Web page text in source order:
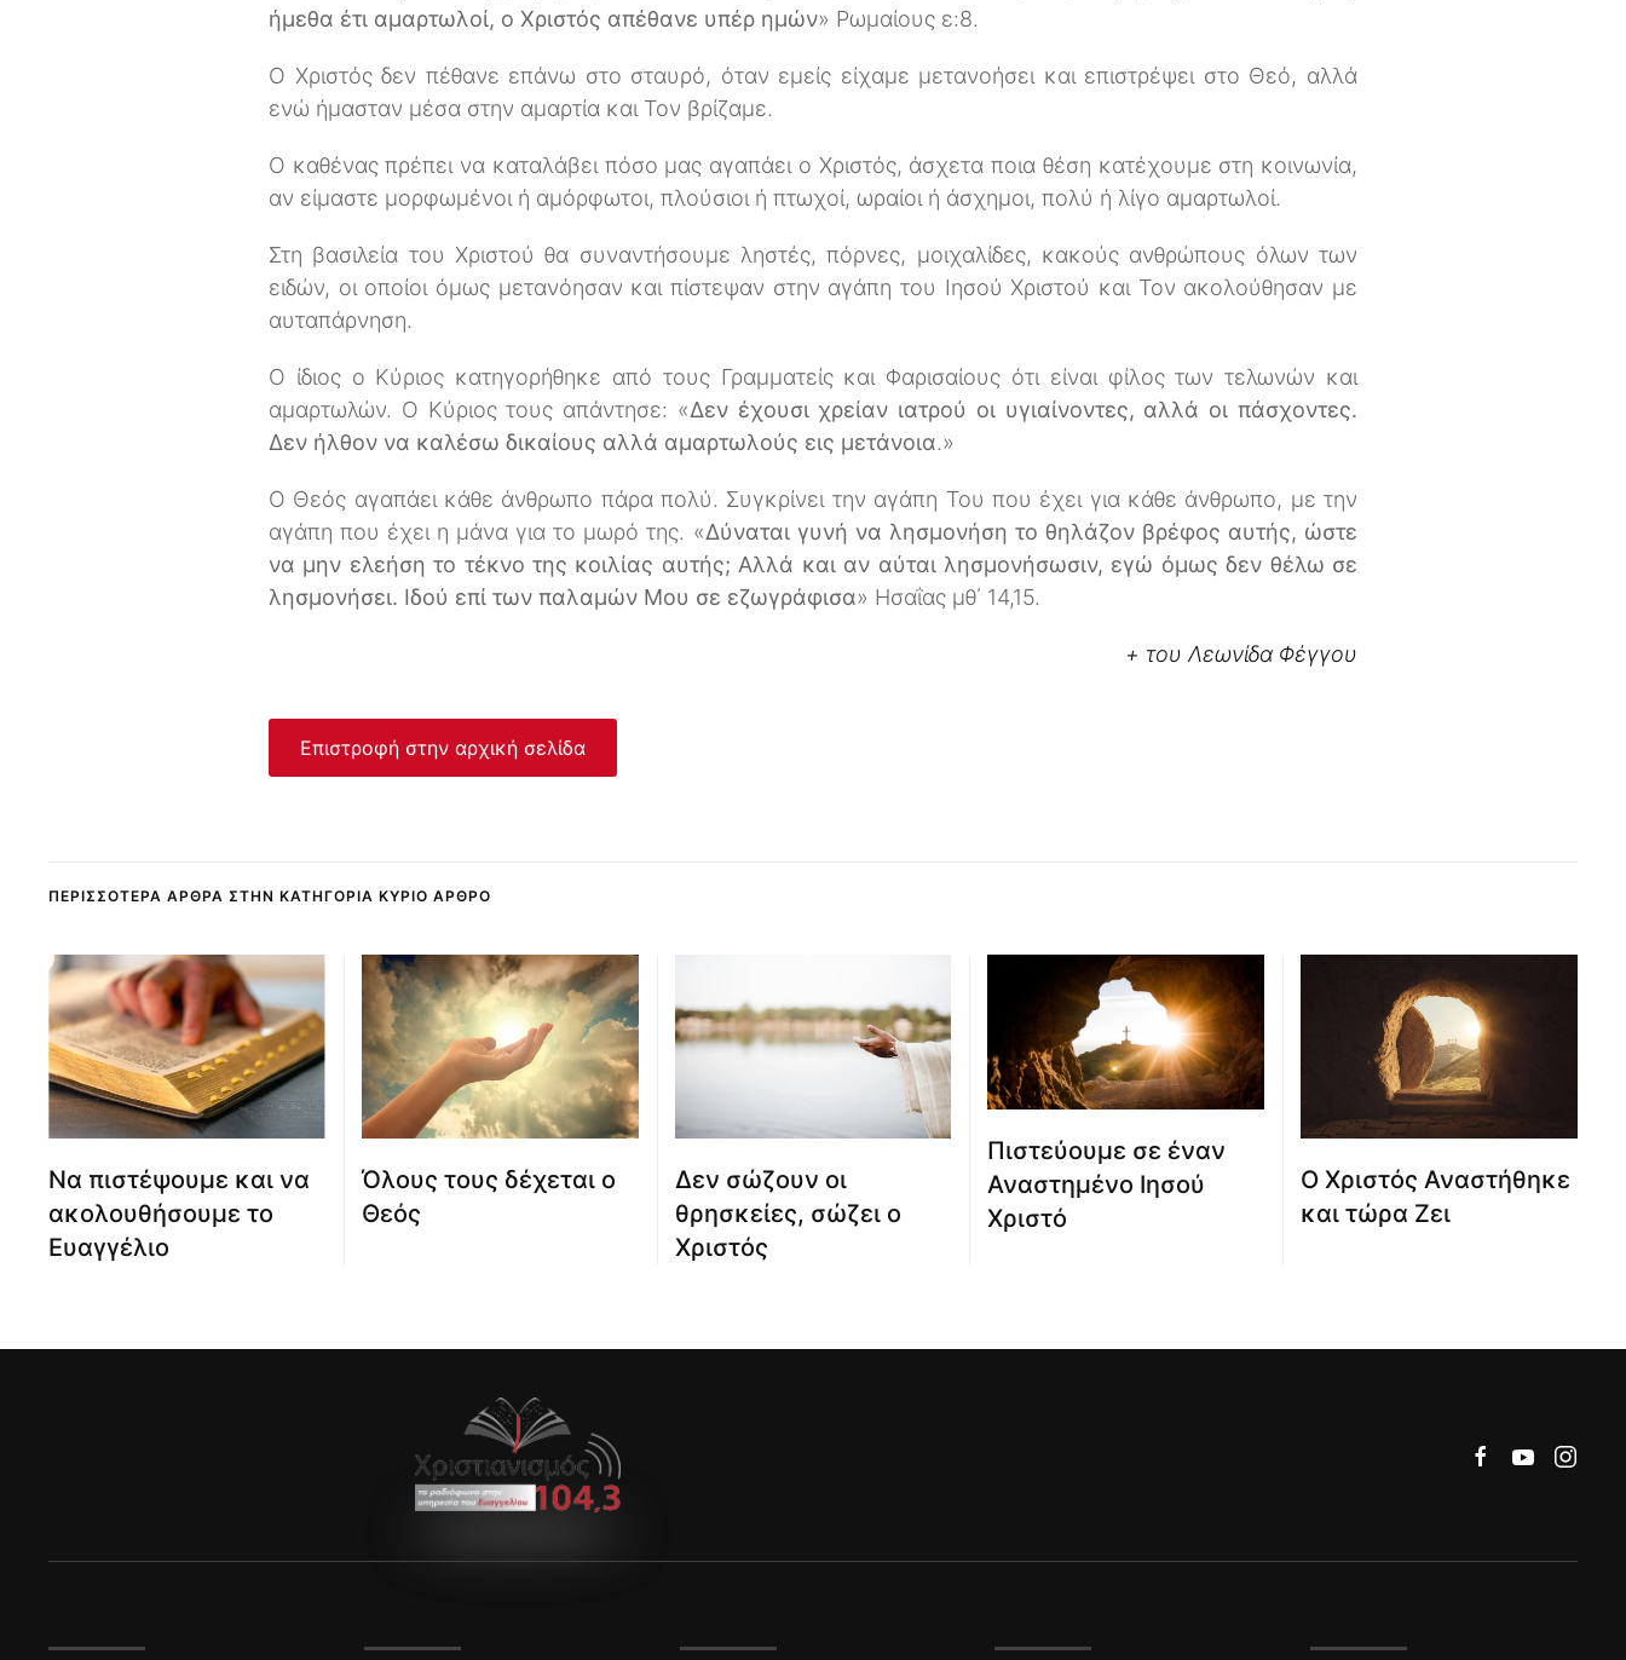
ήμεθα έτι αμαρτωλοί, ο Χριστός απέθανε υπέρ ημών» Ρωμαίους ε:8.
Ο Χριστός δεν πέθανε επάνω στο σταυρό, όταν εμείς είχαμε μετανοήσει και επιστρέψει στο Θεό, αλλά
ενώ ήμασταν μέσα στην αμαρτία και Τον βρίζαμε.
Ο καθένας πρέπει να καταλάβει πόσο μας αγαπάει ο Χριστός, άσχετα ποια θέση κατέχουμε στη κοινωνία,
αν είμαστε μορφωμένοι ή αμόρφωτοι, πλούσιοι ή πτωχοί, ωραίοι ή άσχημοι, πολύ ή λίγο αμαρτωλοί.
Στη βασιλεία του Χριστού θα συναντήσουμε ληστές, πόρνες, μοιχαλίδες, κακούς ανθρώπους όλων των
ειδών, οι οποίοι όμως μετανόησαν και πίστεψαν στην αγάπη του Ιησού Χριστού και Τον ακολούθησαν με
αυταπάρνηση.
Ο ίδιος ο Κύριος κατηγορήθηκε από τους Γραμματείς και Φαρισαίους ότι είναι φίλος των τελωνών και
αμαρτωλών. Ο Κύριος τους απάντησε: «Δεν έχουσι χρείαν ιατρού οι υγιαίνοντες, αλλά οι πάσχοντες.
Δεν ήλθον να καλέσω δικαίους αλλά αμαρτωλούς εις μετάνοια.»
Ο Θεός αγαπάει κάθε άνθρωπο πάρα πολύ. Συγκρίνει την αγάπη Του που έχει για κάθε άνθρωπο, με την
αγάπη που έχει η μάνα για το μωρό της. «Δύναται γυνή να λησμονήση το θηλάζον βρέφος αυτής, ώστε
να μην ελεήση το τέκνο της κοιλίας αυτής; Αλλά και αν αύται λησμονήσωσιν, εγώ όμως δεν θέλω σε
λησμονήσει. Ιδού επί των παλαμών Μου σε εζωγράφισα» Ησαΐας μθ΄ 14,15.
+ του Λεωνίδα Φέγγου
Επιστροφή στην αρχική σελίδα
ΠΕΡΙΣΣΌΤΕΡΑ ΆΡΘΡΑ ΣΤΗΝ ΚΑΤΗΓΟΡΊΑ ΚΎΡΙΟ ΆΡΘΡΟ
Να πιστέψουμε και να
ακολουθήσουμε το
Ευαγγέλιο
Όλους τους δέχεται ο
Θεός
Δεν σώζουν οι
θρησκείες, σώζει ο
Χριστός
Πιστεύουμε σε έναν
Αναστημένο Ιησού
Χριστό
Ο Χριστός Αναστήθηκε
και τώρα Ζει